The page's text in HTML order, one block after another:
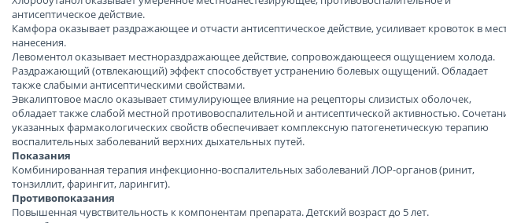
антисептическое действие.
Камфора оказывает раздражающее и отчасти антисептическое действие, усиливает кровоток в
нанесения.
Левоментол оказывает местнораздражающее действие, сопровождающееся ощущением холода.
Раздражающий (отвлекающий) эффект способствует устранению болевых ощущений. Обладает
также слабыми антисептическими свойствами.
Эвкалиптовое масло оказывает стимулирующее влияние на рецепторы слизистых оболочек,
обладает также слабой местной противовоспалительной и антисептической активностью.
указанных фармакологических свойств обеспечивает комплексную патогенетическую терапию
воспалительных заболеваний верхних дыхательных путей.
Показания
Комбинированная терапия инфекционно-воспалительных заболеваний ЛОР-органов (ринит,
тонзиллит, фарингит, ларингит).
Противопоказания
Повышенная чувствительность к компонентам препарата. Детский возраст до 5 лет.